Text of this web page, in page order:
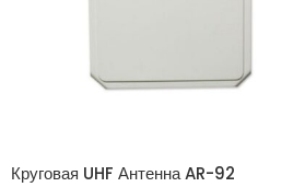
Круговая UHF Антенна AR-92